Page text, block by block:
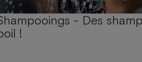
- Des
!